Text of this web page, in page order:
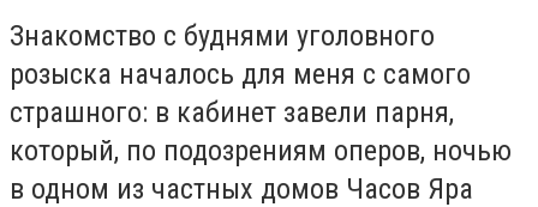
Знакомство с буднями уголовного
розыска началось для меня с самого
страшного: в кабинет завели парня,
который, по подозрениям оперов, ночью
в одном из частных домов Часов Яра